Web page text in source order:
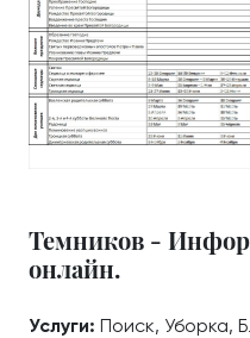
Темников -
онлайн.
Услуги: Поиск, Уборка,